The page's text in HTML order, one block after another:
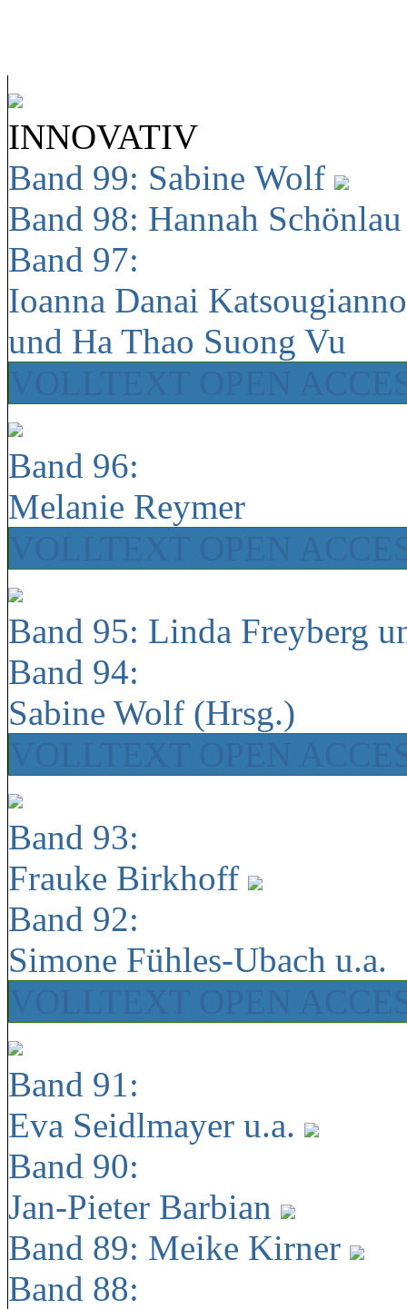
INNOVATIV
Band 99: Sabine Wolf
Band 98: Hannah
Band 97:
Ioanna Danai
und Ha Thao Suong Vu
Band 96:
Melanie Reymer
Band 95: Linda Freyberg
Band 94:
Sabine Wolf (Hrsg.)
Band 93:
Frauke Birkhoff
Band 92:
Simone Fühles-Ubach u.a.
Band 91:
Eva Seidlmayer u.a.
Band 90:
Jan-Pieter Barbian
Band 89: Meike Kirner
Band 88: